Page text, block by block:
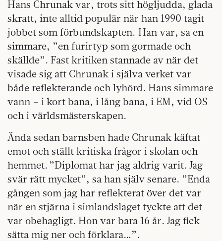
Hans Chrunak var, trots sitt högljudda, glada
skratt, inte alltid populär när han 1990 tagit
jobbet som förbundskapten. Han var, sa en
simmare, ”en furirtyp som gormade och
skällde”. Fast kritiken stannade av när det
visade sig att Chrunak i själva verket var
både reflekterande och lyhörd. Hans simmare
vann – i kort bana, i lång bana, i EM, vid OS
och i världsmästerskapen.
Ända sedan barnsben hade Chrunak käftat
emot och ställt kritiska frågor i skolan och
hemmet. ”Diplomat har jag aldrig varit. Jag
svär rätt mycket”, sa han själv senare. ”Enda
gången som jag har reflekterat över det var
när en stjärna i simlandslaget tyckte att det
var obehagligt. Hon var bara 16 år. Jag fick
sätta mig ner och förklara…”.